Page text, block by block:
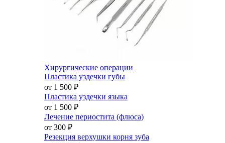
Хирургические операции
Пластика уздечки губы
от 1 500 ₽
Пластика уздечки языка
от 1 500 ₽
Лечение периостита (флюса)
от 300 ₽
Резекция верхушки корня зуба